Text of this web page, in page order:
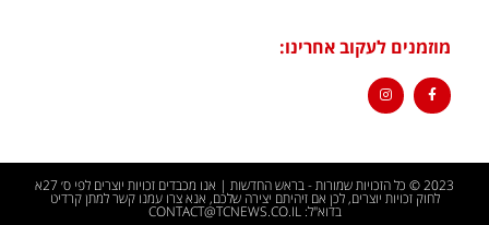
מוזמנים לעקוב אחרינו:
2023 © כל הזכויות שמורות - בראש החדשות | אנו מכבדים זכויות יוצרים לפי ס׳ 27א
לחוק זכויות יוצרים, לכן אם זיהיתם יצירה שלכם, אנא צרו עמנו קשר למתן קרדיט
בדוא"ל: CONTACT@TCNEWS.CO.IL